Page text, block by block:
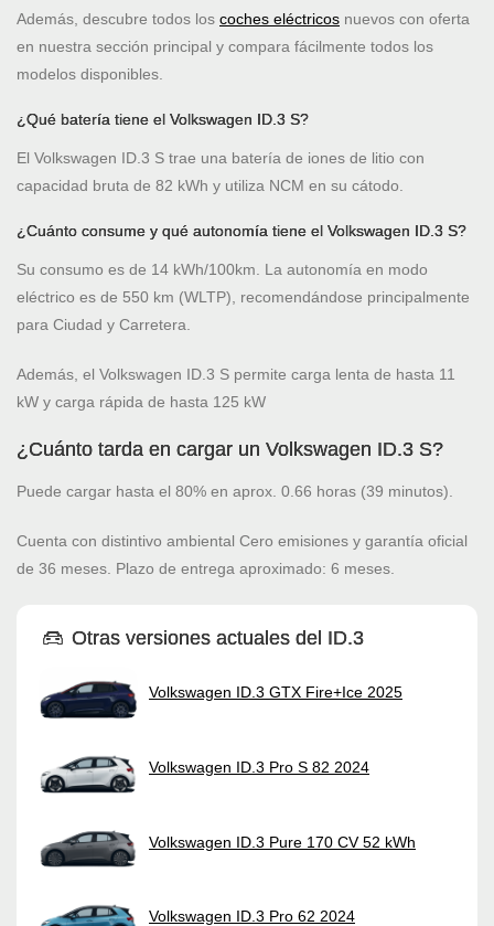
Además, descubre todos los coches eléctricos nuevos con oferta
en nuestra sección principal y compara fácilmente todos los
modelos disponibles.
¿Qué batería tiene el Volkswagen ID.3 S?
El Volkswagen ID.3 S trae una batería de iones de litio con
capacidad bruta de 82 kWh y utiliza NCM en su cátodo.
¿Cuánto consume y qué autonomía tiene el Volkswagen ID.3 S?
Su consumo es de 14 kWh/100km. La autonomía en modo
eléctrico es de 550 km (WLTP), recomendándose principalmente
para Ciudad y Carretera.
Además, el Volkswagen ID.3 S permite carga lenta de hasta 11
kW y carga rápida de hasta 125 kW
¿Cuánto tarda en cargar un Volkswagen ID.3 S?
Puede cargar hasta el 80% en aprox. 0.66 horas (39 minutos).
Cuenta con distintivo ambiental Cero emisiones y garantía oficial
de 36 meses. Plazo de entrega aproximado: 6 meses.
Otras versiones actuales del ID.3
Volkswagen ID.3 GTX Fire+Ice 2025
Volkswagen ID.3 Pro S 82 2024
Volkswagen ID.3 Pure 170 CV 52 kWh
Volkswagen ID.3 Pro 62 2024